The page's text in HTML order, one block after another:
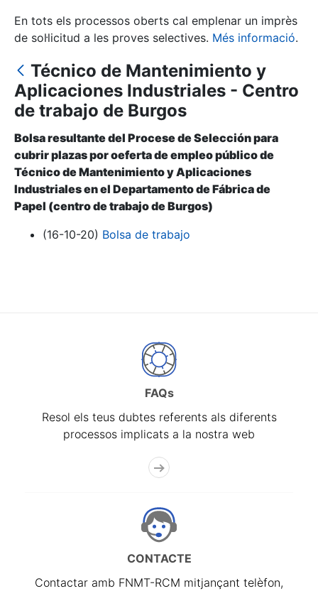
Mostra/Amaga
Mostra/Amaga
En tots els processos oberts cal emplenar un imprès
de sol·licitud a les proves selectives. Més informació.
Técnico de Mantenimiento y
Aplicaciones Industriales - Centro
de trabajo de Burgos
Bolsa resultante del Procese de Selección para
cubrir plazas por oeferta de empleo público de
Técnico de Mantenimiento y Aplicaciones
Industriales en el Departamento de Fábrica de
Papel (centro de trabajo de Burgos)
(16-10-20) Bolsa de trabajo
FAQs
Resol els teus dubtes referents als diferents
processos implicats a la nostra web
CONTACTE
Contactar amb FNMT-RCM mitjançant telèfon,